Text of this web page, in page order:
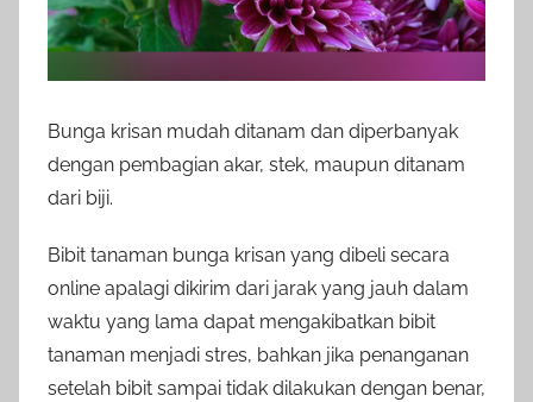
Bunga krisan mudah ditanam dan diperbanyak
dengan pembagian akar, stek, maupun ditanam
dari biji.
Bibit tanaman bunga krisan yang dibeli secara
online apalagi dikirim dari jarak yang jauh dalam
waktu yang lama dapat mengakibatkan bibit
tanaman menjadi stres, bahkan jika penanganan
setelah bibit sampai tidak dilakukan dengan benar,